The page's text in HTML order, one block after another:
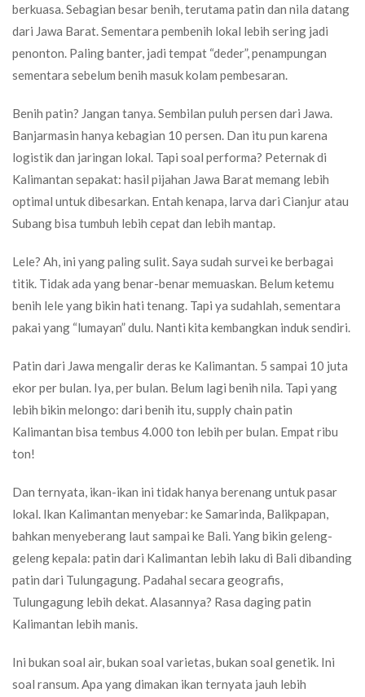
berkuasa. Sebagian besar benih, terutama patin dan nila datang
dari Jawa Barat. Sementara pembenih lokal lebih sering jadi
penonton. Paling banter, jadi tempat “deder”, penampungan
sementara sebelum benih masuk kolam pembesaran.
Benih patin? Jangan tanya. Sembilan puluh persen dari Jawa.
Banjarmasin hanya kebagian 10 persen. Dan itu pun karena
logistik dan jaringan lokal. Tapi soal performa? Peternak di
Kalimantan sepakat: hasil pijahan Jawa Barat memang lebih
optimal untuk dibesarkan. Entah kenapa, larva dari Cianjur atau
Subang bisa tumbuh lebih cepat dan lebih mantap.
Lele? Ah, ini yang paling sulit. Saya sudah survei ke berbagai
titik. Tidak ada yang benar-benar memuaskan. Belum ketemu
benih lele yang bikin hati tenang. Tapi ya sudahlah, sementara
pakai yang “lumayan” dulu. Nanti kita kembangkan induk sendiri.
Patin dari Jawa mengalir deras ke Kalimantan. 5 sampai 10 juta
ekor per bulan. Iya, per bulan. Belum lagi benih nila. Tapi yang
lebih bikin melongo: dari benih itu, supply chain patin
Kalimantan bisa tembus 4.000 ton lebih per bulan. Empat ribu
ton!
Dan ternyata, ikan-ikan ini tidak hanya berenang untuk pasar
lokal. Ikan Kalimantan menyebar: ke Samarinda, Balikpapan,
bahkan menyeberang laut sampai ke Bali. Yang bikin geleng-
geleng kepala: patin dari Kalimantan lebih laku di Bali dibanding
patin dari Tulungagung. Padahal secara geografis,
Tulungagung lebih dekat. Alasannya? Rasa daging patin
Kalimantan lebih manis.
Ini bukan soal air, bukan soal varietas, bukan soal genetik. Ini
soal ransum. Apa yang dimakan ikan ternyata jauh lebih